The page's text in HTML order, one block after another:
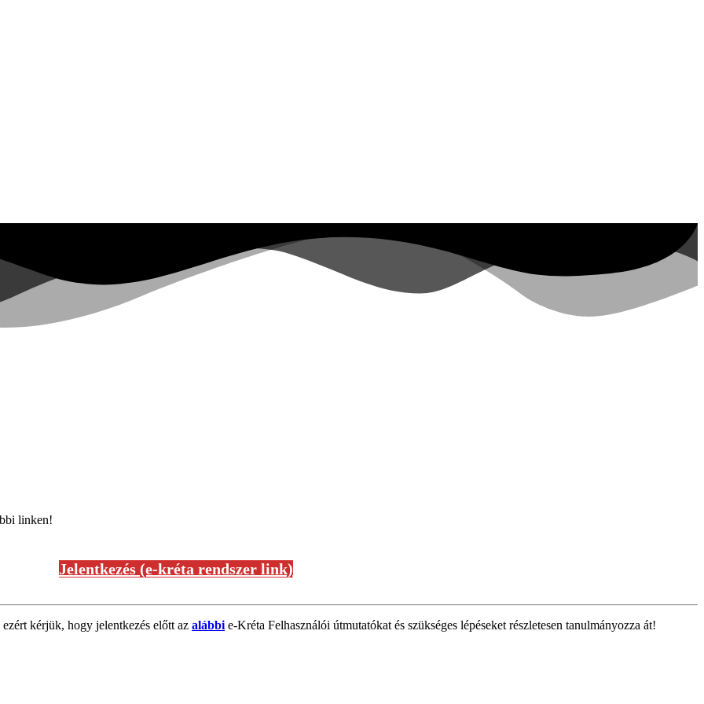
linken!
Jelentkezés (e-kréta rendszer link)
kérjük, hogy jelentkezés előtt az alábbi e-Kréta Felhasználói útmutatókat és szükséges lépéseket részletesen tanulmányozza át!